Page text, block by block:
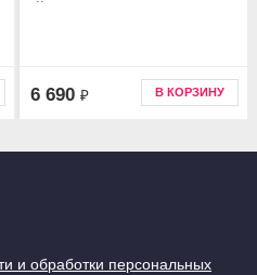
6 690 ₽ В КОРЗИНУ
и обработки персональных